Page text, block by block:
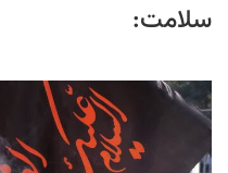
سلامت: